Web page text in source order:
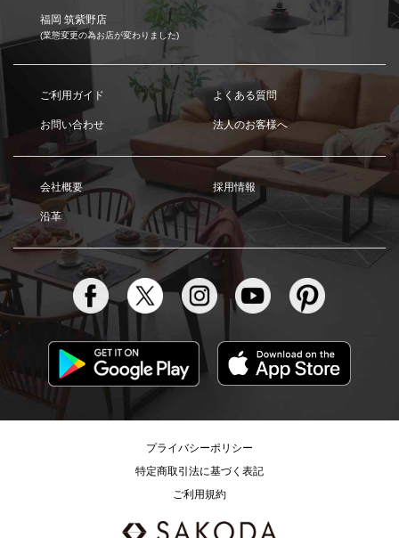
福岡 筑紫野店
(業態変更の為お店が変わりました)
ご利用ガイド よくある質問
お問い合わせ 法人のお客様へ
会社概要 採用情報
沿革
プライバシーポリシー
特定商取引法に基づく表記
ご利用規約